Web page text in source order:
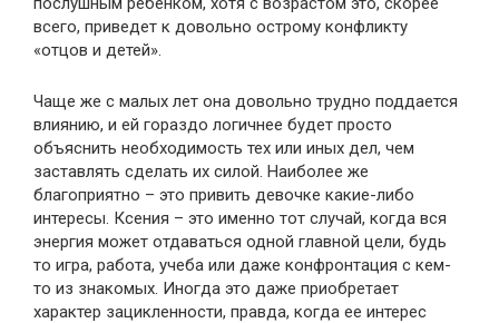
всего, приведет к довольно острому конфликту
«отцов и детей».
Чаще же с малых лет она довольно трудно поддается
влиянию, и ей гораздо логичнее будет просто
объяснить необходимость тех или иных дел, чем
заставлять сделать их силой. Наиболее же
благоприятно – это привить девочке какие-либо
интересы. Ксения – это именно тот случай, когда вся
энергия может отдаваться одной главной цели, будь
то игра, работа, учеба или даже конфронтация с кем-
то из знакомых. Иногда это даже приобретает
характер зацикленности, правда, когда ее интерес